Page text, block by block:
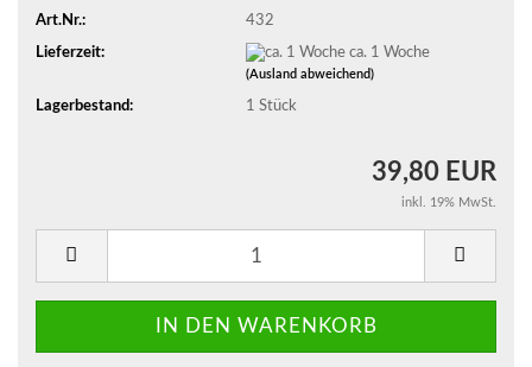
Art.Nr.: 432
Lieferzeit: ca. 1 Woche
(Ausland abweichend)
Lagerbestand: 1 Stück
39,80 EUR
inkl. 19% MwSt.